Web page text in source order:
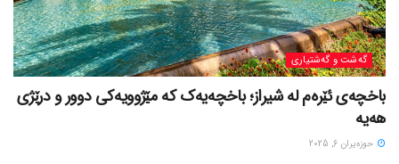
گه‌شت و گه‌شتیاری
باخچەی ئێرەم لە شیراز؛ باخچەیەک کە مێژوویەکی دوور و درێژی
هەیە
حوزه‌یران 6, 2025